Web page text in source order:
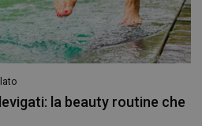
la beauty routine che